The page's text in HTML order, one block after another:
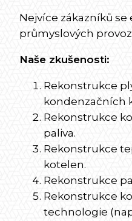
Nejvíce zákazníků
průmyslových
Naše zkušenosti:
Rekonstrukce
kondenzačních
Rekonstrukce
paliva.
Rekonstrukce
kotelen.
Rekonstrukce
Rekonstrukce
technologie